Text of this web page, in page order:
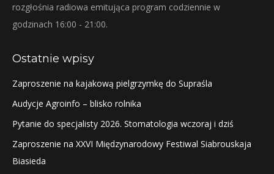
rozgłośnia radiowa emitująca program codziennie w
godzinach 16:00 - 21:00.
Ostatnie wpisy
Zaproszenie na kajakową pielgrzymkę do Supraśla
Audycje Agroinfo – blisko rolnika
Pytanie do specjalisty 2026. Stomatologia wczoraj i dziś
Zaproszenie na XXVI Międzynarodowy Festiwal Siabrouskaja
Biasieda